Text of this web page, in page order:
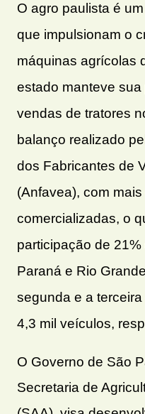
O agro paulista é
que impulsionam o
máquinas agrícolas
estado manteve
vendas de tratores
balanço realizado
dos Fabricantes de
(Anfavea), com
comercializadas, o
participação de
Paraná e Rio
segunda e a
4,3 mil veículos,
O Governo de São
Secretaria de